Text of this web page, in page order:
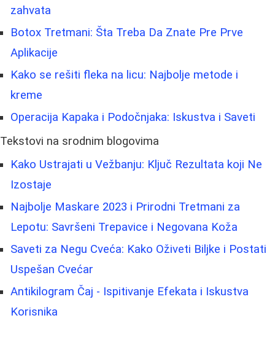
zahvata
Botox Tretmani: Šta Treba Da Znate Pre Prve
Aplikacije
Kako se rešiti fleka na licu: Najbolje metode i
kreme
Operacija Kapaka i Podočnjaka: Iskustva i Saveti
Tekstovi na srodnim blogovima
Kako Ustrajati u Vežbanju: Ključ Rezultata koji Ne
Izostaje
Najbolje Maskare 2023 i Prirodni Tretmani za
Lepotu: Savršeni Trepavice i Negovana Koža
Saveti za Negu Cveća: Kako Oživeti Biljke i Postati
Uspešan Cvećar
Antikilogram Čaj - Ispitivanje Efekata i Iskustva
Korisnika